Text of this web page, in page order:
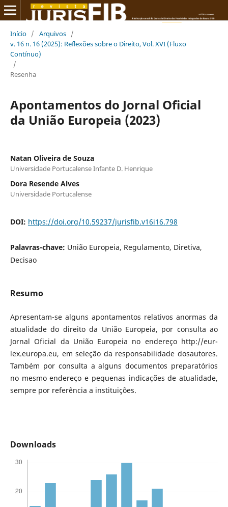
Início / Arquivos /
v. 16 n. 16 (2025): Reflexões sobre o Direito, Vol. XVI (Fluxo
Contínuo)
/
Resenha
Apontamentos do Jornal Oficial
da União Europeia (2023)
Natan Oliveira de Souza
Universidade Portucalense Infante D. Henrique
Dora Resende Alves
Universidade Portucalense
DOI: https://doi.org/10.59237/jurisfib.v16i16.798
Palavras-chave: União Europeia, Regulamento, Diretiva,
Decisao
Resumo
Apresentam-se alguns apontamentos relativos anormas da
atualidade do direito da União Europeia, por consulta ao
Jornal Oficial da União Europeia no endereço http://eur-
lex.europa.eu, em seleção da responsabilidade dosautores.
Também por consulta a alguns documentos preparatórios
no mesmo endereço e pequenas indicações de atualidade,
sempre por referência a instituições.
Downloads